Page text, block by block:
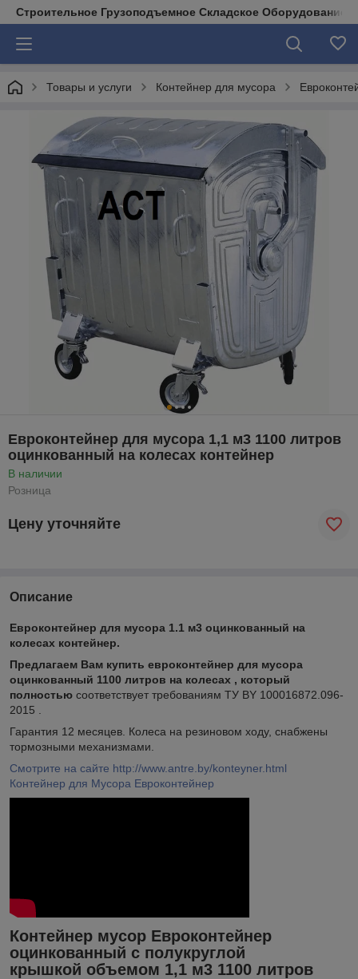
Строительное Грузоподъемное Складское Оборудование
Товары и услуги Контейнер для мусора
Евроконтейнер для мусора 1,1 м3 1100 литров
оцинкованный на колесах контейнер
В наличии
Розница
Цену уточняйте
Описание
Евроконтейнер для мусора 1.1 м3 оцинкованный на
колесах контейнер.
Предлагаем Вам купить евроконтейнер для мусора
оцинкованный 1100 литров на колесах , который
полностью соответствует требованиям ТУ BY 100016872.096-
2015 .
Гарантия 12 месяцев. Колеса на резиновом ходу, снабжены
тормозными механизмами.
Смотрите на сайте http://www.antre.by/konteyner.html
Контейнер для Мусора Евроконтейнер
Контейнер мусор Евроконтейнер
оцинкованный с полукруглой
крышкой объемом 1,1 м3 1100 литров